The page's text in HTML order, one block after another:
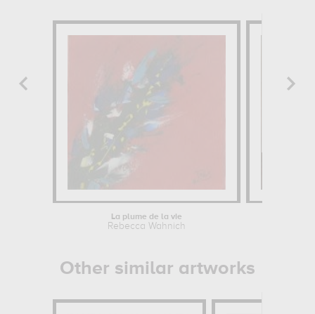
La plume de la vie
Rebecca Wahnich
Other similar artworks